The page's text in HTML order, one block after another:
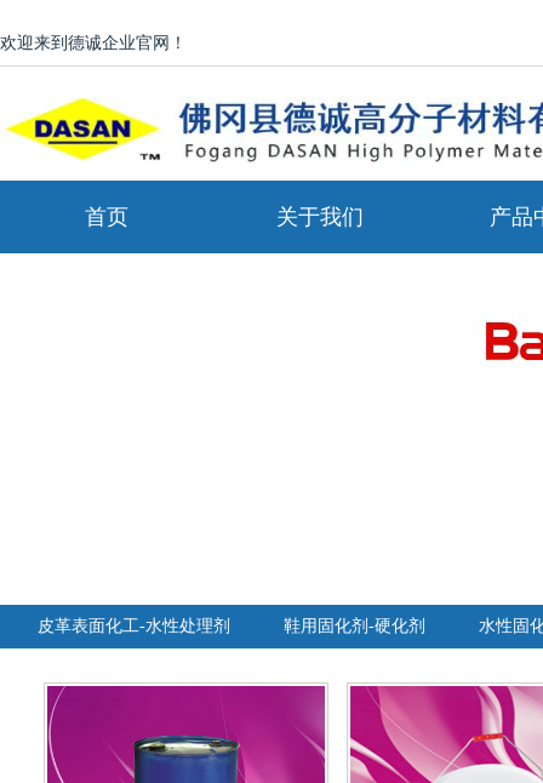
欢迎来到德诚企业官网！
首页 关于我们 产品
皮革表面化工-水性处理剂 鞋用固化剂-硬化剂 水性固